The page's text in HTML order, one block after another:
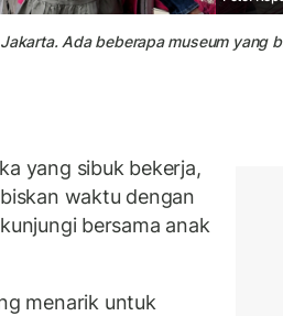
Ada beberapa museum yang
yang sibuk bekerja,
waktu dengan
bersama anak
menarik untuk